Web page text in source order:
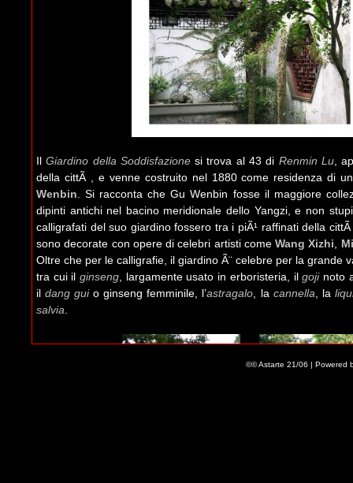
IlGiardino della Soddisfazionesi trova al 43 di Renmin Lu,
della cittÃ , e venne costruito nel 1880 come residenza di
Wenbin. Si racconta che Gu Wenbin fosse il maggiore
dipinti antichi nel bacino meridionale dello Yangzi, e non
calligrafati del suo giardino fossero tra i piÃ¹ raffinati della
sono decorate con opere di celebri artisti comeWang Xizhi,
Oltre che per le calligrafie, il giardino Ã¨ celebre per la grande
tra cui ilginseng, largamente usato in erboristeria, ilgojinoto
ildang guio ginseng femminile, l’astragalo, la cannella, la
salvia.
©© Astarte 21/06 | Powered